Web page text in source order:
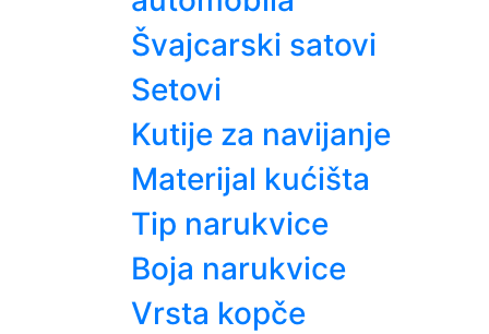
Švajcarski satovi
Setovi
Kutije za navijanje
Materijal kućišta
Tip narukvice
Boja narukvice
Vrsta kopče